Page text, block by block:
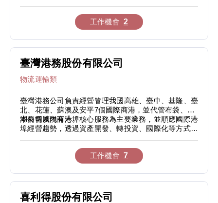
店舖，並計畫2032年前在台灣開設200家分店。本公司
身為「製造物流IT零售業」，從原物材料的採購，到製
造、物流、銷售都由公司自行規劃。公司獨特的配轉教
育，透過部門的輪調，培養員工成為全方位的人才。
工作機會 2
臺灣港務股份有限公司
物流運輸類
臺灣港務公司負責經營管理我國高雄、臺中、基隆、臺
北、花蓮、蘇澳及安平7個國際商港，並代管布袋、澎
湖兩個國內商港。
本公司以現有港埠核心服務為主要業務，並順應國際港
埠經營趨勢，透過資產開發、轉投資、國際化等方式，
業務、由港埠業務水平延伸之郵輪碼頭、娛樂購物等新
業務，以及走向國際港埠經營管理的地區多角化等，希
望藉此提高非核心業務收入比重。
工作機會 7
喜利得股份有限公司